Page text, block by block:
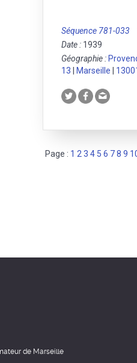
Séquence 781-033
Date : 1939
Géographie :
13
Marseille
Page : 1 2 3 4 5 6 7 8 9
de Marseille